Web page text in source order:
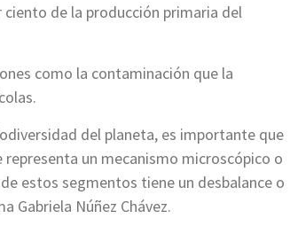
de la producción primaria del
como la contaminación que la
del planeta, es importante que
un mecanismo microscópico o
estos segmentos tiene un desbalance o
Gabriela Núñez Chávez.